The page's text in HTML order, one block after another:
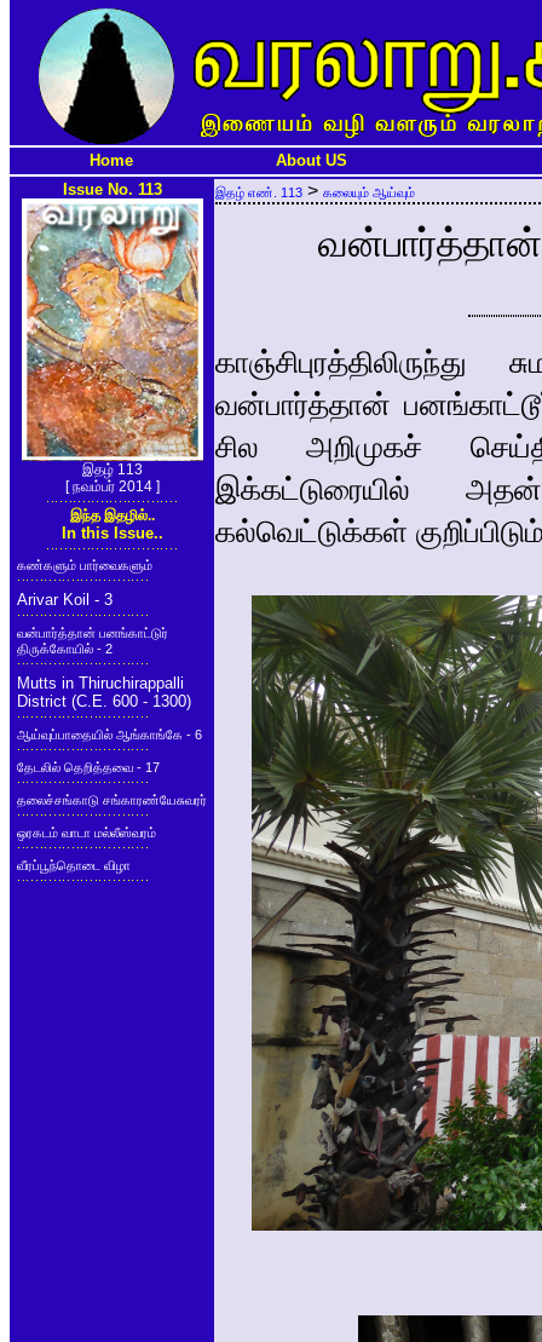
Home
About US
Issue No. 113
இதழ் 113
[ நவம்பர் 2014 ]
இந்த இதழில்..
In this Issue..
கண்களும் பார்வைகளும்
Arivar Koil - 3
வன்பார்த்தான் பனங்காட்டுர்
திருக்கோயில் - 2
Mutts in Thiruchirappalli
District (C.E. 600 - 1300)
ஆய்வுப்பாதையில் ஆங்காங்கே - 6
தேடலில் தெறித்தவை - 17
தலைச்சங்காடு சங்காரண்யேசுவரர்
ஒரகடம் வாடா மல்லீஸ்வரம்
வீரப்பூந்தொடை விழா
இதழ் எண். 113 > கலையும் ஆய்வும்
வன்பார்த்தான்
வன்பார்த்தான்
சில அறிமுகச்
இக்கட்டுரையில்
கல்வெட்டுக்கள்